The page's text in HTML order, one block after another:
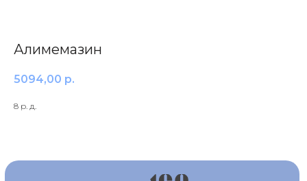
Алимемазин
5094,00 р.
8 р. д.